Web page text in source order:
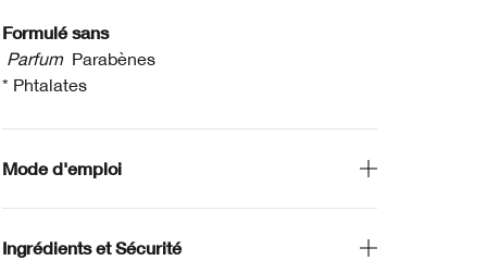
Formulé sans
Parfum Parabènes
* Phtalates
Mode d'emploi
Ingrédients et Sécurité